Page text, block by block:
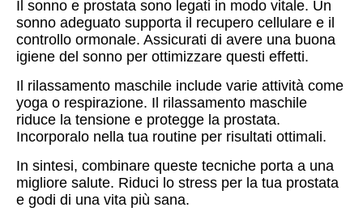
Il sonno e prostata sono legati in modo vitale. Un
sonno adeguato supporta il recupero cellulare e il
controllo ormonale. Assicurati di avere una buona
igiene del sonno per ottimizzare questi effetti.
Il rilassamento maschile include varie attività come
yoga o respirazione. Il rilassamento maschile
riduce la tensione e protegge la prostata.
Incorporalo nella tua routine per risultati ottimali.
In sintesi, combinare queste tecniche porta a una
migliore salute. Riduci lo stress per la tua prostata
e godi di una vita più sana.